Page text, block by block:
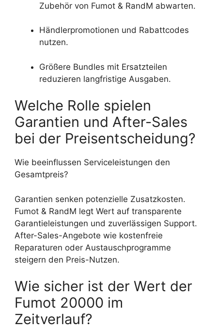
Zubehör von Fumot & RandM abwarten.
Händlerpromotionen und Rabattcodes
nutzen.
Größere Bundles mit Ersatzteilen
reduzieren langfristige Ausgaben.
Welche Rolle spielen
Garantien und After-Sales
bei der Preisentscheidung?
Wie beeinflussen Serviceleistungen den
Gesamtpreis?
Garantien senken potenzielle Zusatzkosten.
Fumot & RandM legt Wert auf transparente
Garantieleistungen und zuverlässigen Support.
After-Sales-Angebote wie kostenfreie
Reparaturen oder Austauschprogramme
steigern den Preis-Nutzen.
Wie sicher ist der Wert der
Fumot 20000 im
Zeitverlauf?